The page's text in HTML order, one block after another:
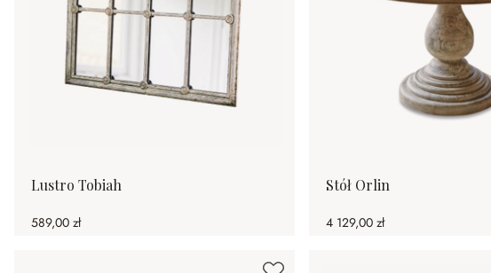
Lustro Tobiah
589,00 zł
Stół Orlin
4 129,00 zł